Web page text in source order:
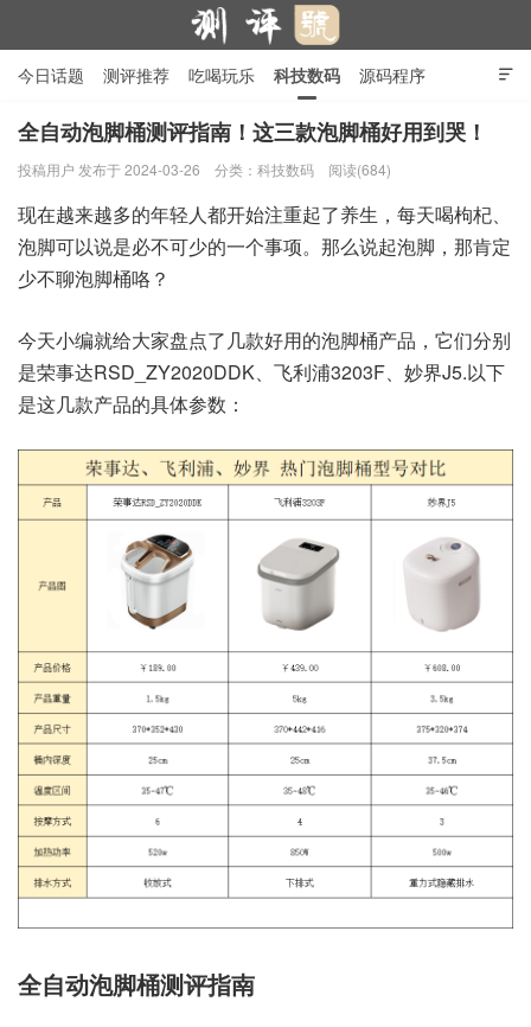

今日话题 测评推荐 吃喝玩乐 科技数码 源码程序
行业产品 在线投稿 隐私政策
全自动泡脚桶测评指南！这三款泡脚桶好用到哭！
投稿用户 发布于 2024-03-26 分类： 科技数码 阅读(684)
现在越来越多的年轻人都开始注重起了养生，每天喝枸杞、
泡脚可以说是必不可少的一个事项。那么说起泡脚，那肯定
少不聊泡脚桶咯？
今天小编就给大家盘点了几款好用的泡脚桶产品，它们分别
是荣事达RSD_ZY2020DDK、飞利浦3203F、妙界J5.以下
是这几款产品的具体参数：
全自动泡脚桶测评指南